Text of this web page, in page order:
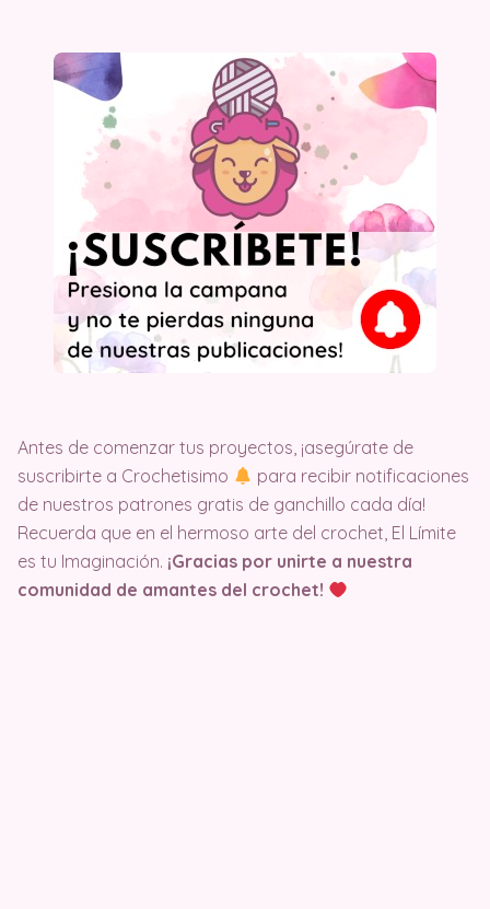
Antes de comenzar tus proyectos, ¡asegúrate de
suscribirte a Crochetisimo
para recibir notificaciones
de nuestros patrones gratis de ganchillo cada día!
Recuerda que en el hermoso arte del crochet, El Límite
es tu Imaginación. ¡Gracias por unirte a nuestra
comunidad de amantes del crochet!